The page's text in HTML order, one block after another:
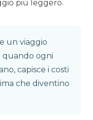
più leggero.
un viaggio
quando ogni
capisce i costi
che diventino